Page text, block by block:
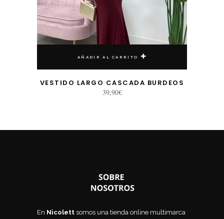
AÑADIR AL CARRITO
VESTIDO LARGO CASCADA BURDEOS
39,90€
En Nicolett somos una tienda online multimarca